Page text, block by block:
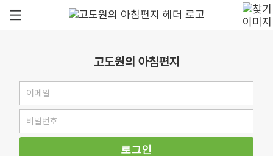
고도원의 아침편지
로그인